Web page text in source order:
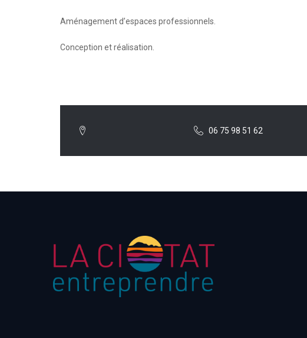
Aménagement d’espaces professionnels.
Conception et réalisation.
06 75 98 51 62